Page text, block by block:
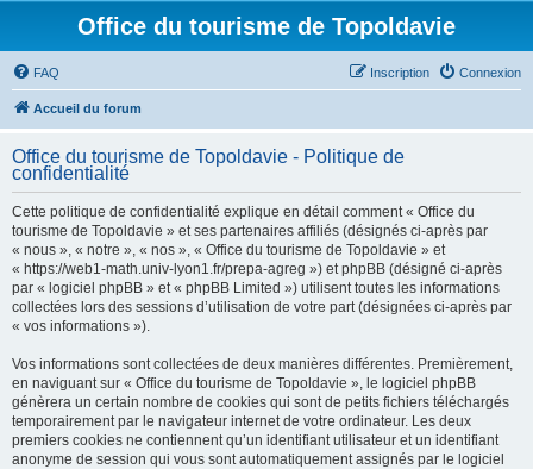
Office du tourisme de Topoldavie
FAQ Connexion
Inscription
Accueil du forum
Office du tourisme de Topoldavie - Politique de
confidentialité
Cette politique de confidentialité explique en détail comment « Office du
tourisme de Topoldavie » et ses partenaires affiliés (désignés ci-après par
« nous », « notre », « nos », « Office du tourisme de Topoldavie » et
« https://web1-math.univ-lyon1.fr/prepa-agreg ») et phpBB (désigné ci-après
par « logiciel phpBB » et « phpBB Limited ») utilisent toutes les informations
collectées lors des sessions d’utilisation de votre part (désignées ci-après par
« vos informations »).
Vos informations sont collectées de deux manières différentes. Premièrement,
en naviguant sur « Office du tourisme de Topoldavie », le logiciel phpBB
génèrera un certain nombre de cookies qui sont de petits fichiers téléchargés
temporairement par le navigateur internet de votre ordinateur. Les deux
premiers cookies ne contiennent qu’un identifiant utilisateur et un identifiant
anonyme de session qui vous sont automatiquement assignés par le logiciel